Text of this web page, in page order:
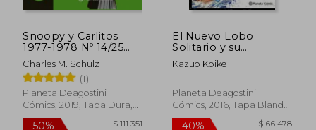
Snoopy y Carlitos
1977-1978 Nº 14/25
(Nueva edición)
Charles M. Schulz
(1)
Planeta Deagostini
Cómics, 2019, Tapa Dura,
Nuevo
El Nuevo Lobo
Solitario y su
Cachorro 03
Kazuo Koike
Planeta Deagostini
Cómics, 2016, Tapa Blanda,
Nuevo